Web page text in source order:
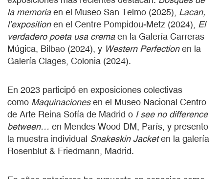
la memoriaen el Museo San Telmo (2025), Lacan,
l’expositionen el Centre Pompidou-Metz (2024), El
verdadero poeta usa cremaen la Galería Carreras
Múgica, Bilbao (2024), y Western Perfectionen la
Galería Clages, Colonia (2024).
En 2023 participó en exposiciones colectivas
como Maquinacionesen el Museo Nacional Centro
de Arte Reina Sofía de Madrid o I see no difference
between… en Mendes Wood DM, París, y presento
la muestra individual Snakeskin Jacketen la galería
Rosenblut & Friedmann, Madrid.